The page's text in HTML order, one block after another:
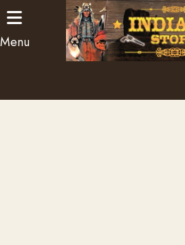
Menu
Panneau de gestion des cookies